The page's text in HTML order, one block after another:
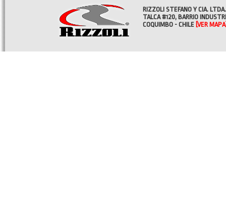
RIZZOLI STEFANO Y CIA. LTDA.
TALCA #120, BARRIO
COQUIMBO - CHILE [VER